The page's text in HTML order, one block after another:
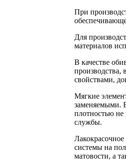
При
Для
материалов
В качестве
производства,
свойствами,
Мягкие
заменяемыми.
плотностью не
службы.
системы на
матовости, а